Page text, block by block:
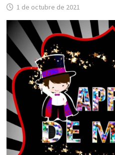
1 de octubre de 2021